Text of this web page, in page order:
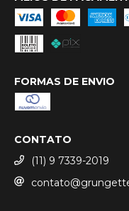
FORMAS DE ENVIO
CONTATO
(11) 9 7339-2019